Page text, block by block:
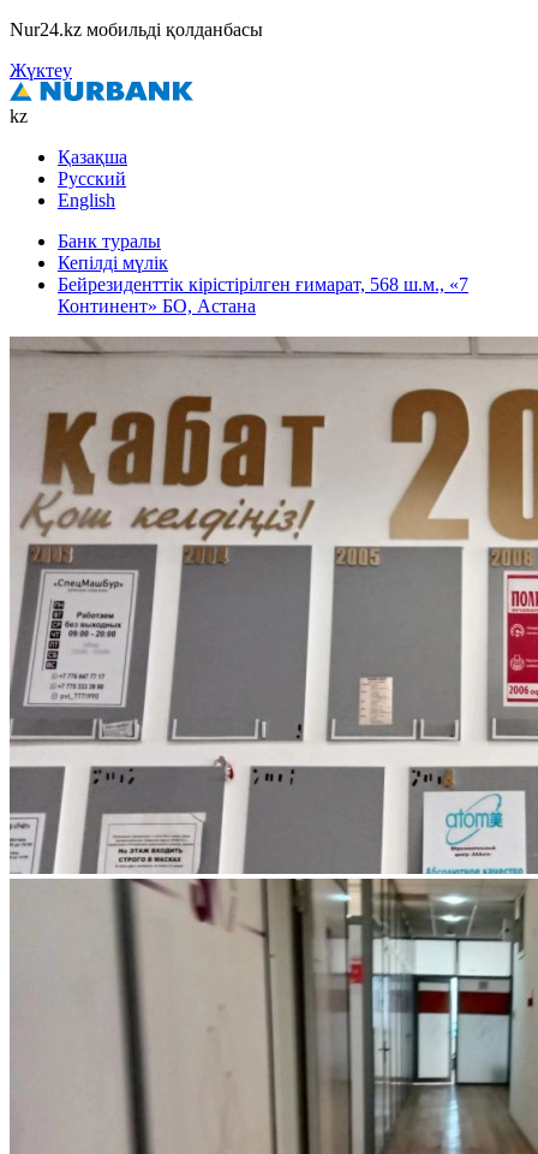
Nur24.kz мобильді қолданбасы
Жүктеу
kz
Қазақша
Русский
English
Банк туралы
Кепілді мүлік
Бейрезиденттік кірістірілген ғимарат, 568 ш.м., «7
Континент» БО, Астана